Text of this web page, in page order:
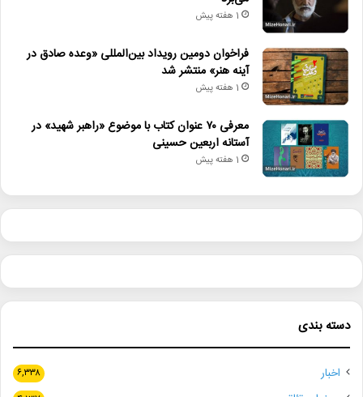
1 هفته پیش
فراخوان دومین رویداد بین‌المللی «وعده صادق در
آینه هنر» منتشر شد
1 هفته پیش
معرفی ۷۰ عنوان کتاب با موضوع «راهبر شهید» در
آستانه اربعین حسینی
1 هفته پیش
دسته بندی
اخبار ۶,۳۳۸